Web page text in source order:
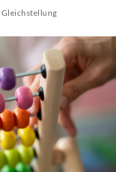
Gleichstellung